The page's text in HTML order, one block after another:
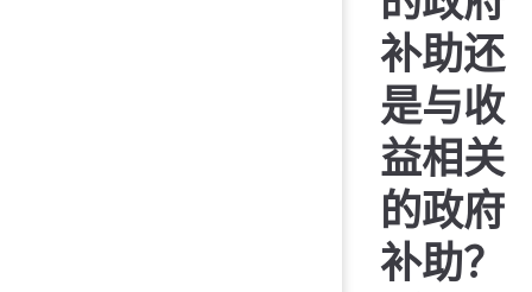
补助还
是与收
益相关
的政府
补助？